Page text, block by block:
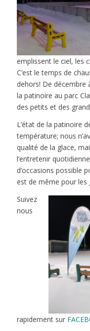
emplissent le ciel, les
C’est le temps de
dehors! De décembre
la patinoire au parc
des petits et des
L’état de la patinoire
température; nous
qualité de la glace,
l’entretenir
d’occasions possible
est de même pour les
Suivez
nous
rapidement sur